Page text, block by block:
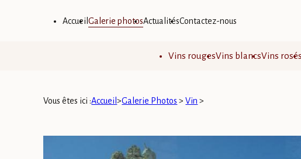
AccueilGalerie photosActualitésContactez-nous
Vins rougesVins blancsVins rosés
Vous êtes ici :Accueil>Galerie Photos >Vin >